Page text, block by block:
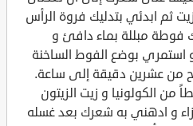
ثم ابدئي بتدليك فروة الرأس
فوطة مبللة بماء دافئ و
استمري بوضع الفوط الساخنة
من عشرين دقيقة إلى ساعة.
من الكولونيا و زيت الزيتون
و ادهني به شعرك بعد غسله